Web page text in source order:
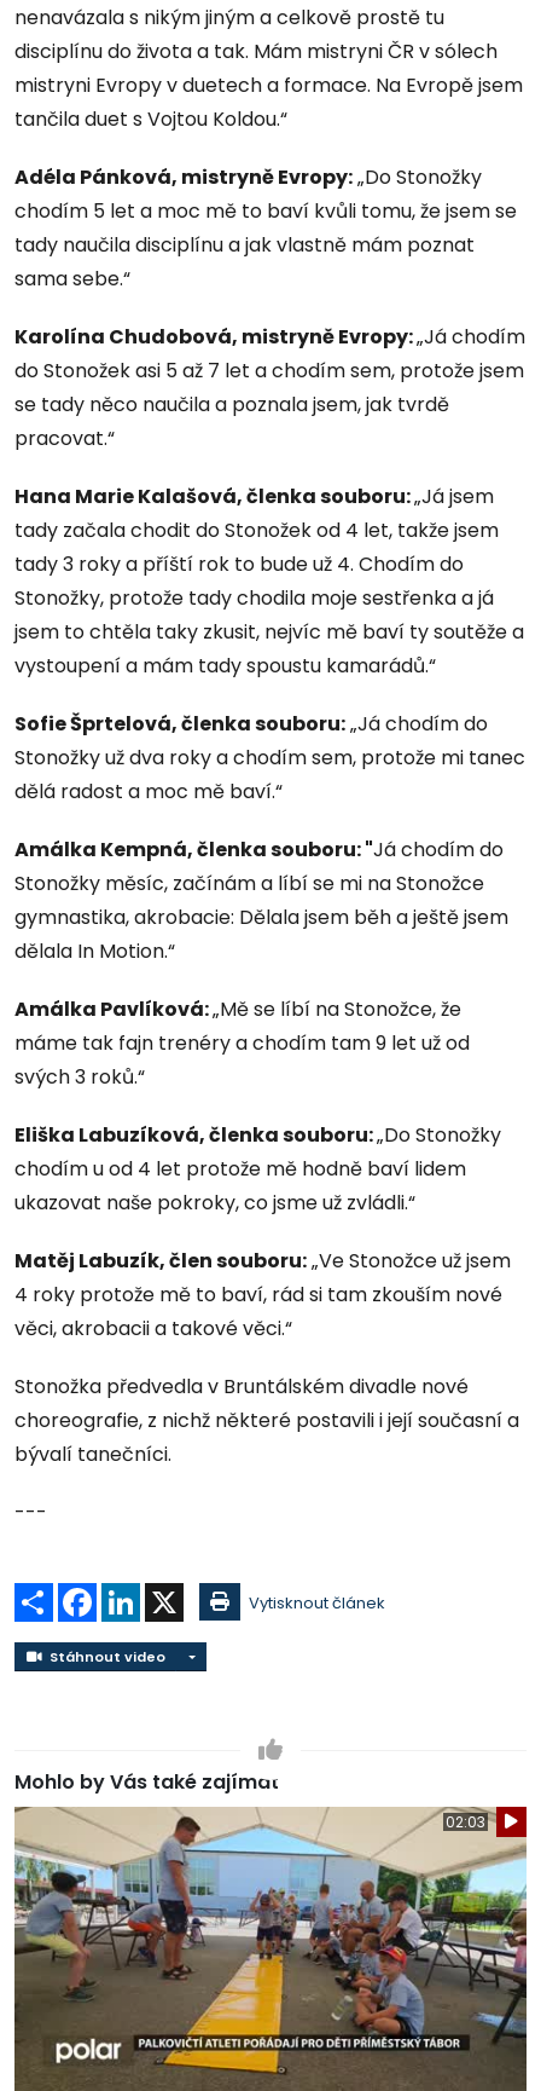
nenavázala s nikým jiným a celkově prostě tu
disciplínu do života a tak. Mám mistryni ČR v sólech
mistryni Evropy v duetech a formace. Na Evropě jsem
tančila duet s Vojtou Koldou.“
Adéla Pánková, mistryně Evropy:„Do Stonožky
chodím 5 let a moc mě to baví kvůli tomu, že jsem se
tady naučila disciplínu a jak vlastně mám poznat
sama sebe.“
Karolína Chudobová, mistryně Evropy:„Já chodím
do Stonožek asi 5 až 7 let a chodím sem, protože jsem
se tady něco naučila a poznala jsem, jak tvrdě
pracovat.“
Hana Marie Kalašová, členka souboru:„Já jsem
tady začala chodit do Stonožek od 4 let, takže jsem
tady 3 roky a příští rok to bude už 4. Chodím do
Stonožky, protože tady chodila moje sestřenka a já
jsem to chtěla taky zkusit, nejvíc mě baví ty soutěže a
vystoupení a mám tady spoustu kamarádů.“
Sofie Šprtelová, členka souboru:„Já chodím do
Stonožky už dva roky a chodím sem, protože mi tanec
dělá radost a moc mě baví.“
Amálka Kempná, členka souboru: "Já chodím do
Stonožky měsíc, začínám a líbí se mi na Stonožce
gymnastika, akrobacie: Dělala jsem běh a ještě jsem
dělala In Motion.“
Amálka Pavlíková:„Mě se líbí na Stonožce, že
máme tak fajn trenéry a chodím tam 9 let už od
svých 3 roků.“
Eliška Labuzíková, členka souboru:„Do Stonožky
chodím u od 4 let protože mě hodně baví lidem
ukazovat naše pokroky, co jsme už zvládli.“
Matěj Labuzík, člen souboru:„Ve Stonožce už jsem
4 roky protože mě to baví, rád si tam zkouším nové
věci, akrobacii a takové věci.“
Stonožka předvedla v Bruntálském divadle nové
choreografie, z nichž některé postavili i její současní a
bývalí tanečníci.
---
Sdílet Facebook
LinkedIn Vytisknout článek
Stáhnout video Stáhnout video
Mohlo by Vás také zajímat
02:03